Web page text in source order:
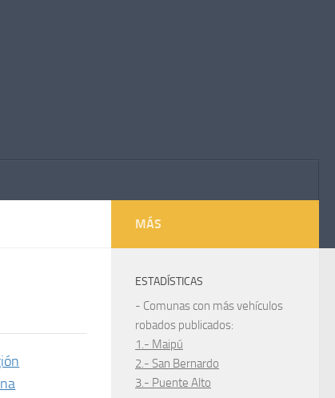
MÁS
ESTADÍSTICAS
- Comunas con más vehículos
robados publicados:
1.- Maipú
2.- San Bernardo
3.- Puente Alto